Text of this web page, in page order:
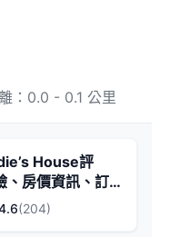
：0.0 - 0.1 公里
House評
、房價資訊、訂
自助民宿
(204)